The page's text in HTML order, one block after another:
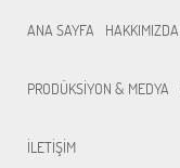
ANA SAYFA HAKKIMIZDA
PRODÜKSİYON & MEDYA
İLETİŞİM